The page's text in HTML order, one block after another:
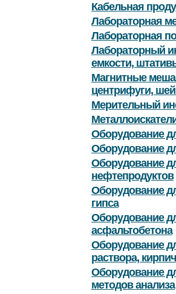
Кабельная
Лабораторная
Лабораторная
Лабораторный
емкости,
Магнитные
центрифуги,
Мерительный
Оборудование
Оборудование
Оборудование
нефтепродуктов
Оборудование
гипса
Оборудование
асфальтобетона
Оборудование
раствора,
Оборудование
методов анализа